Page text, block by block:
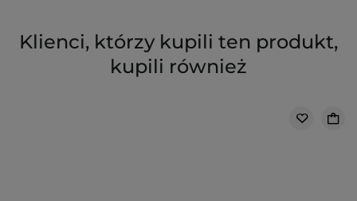
Klienci, którzy kupili ten produkt,
kupili również